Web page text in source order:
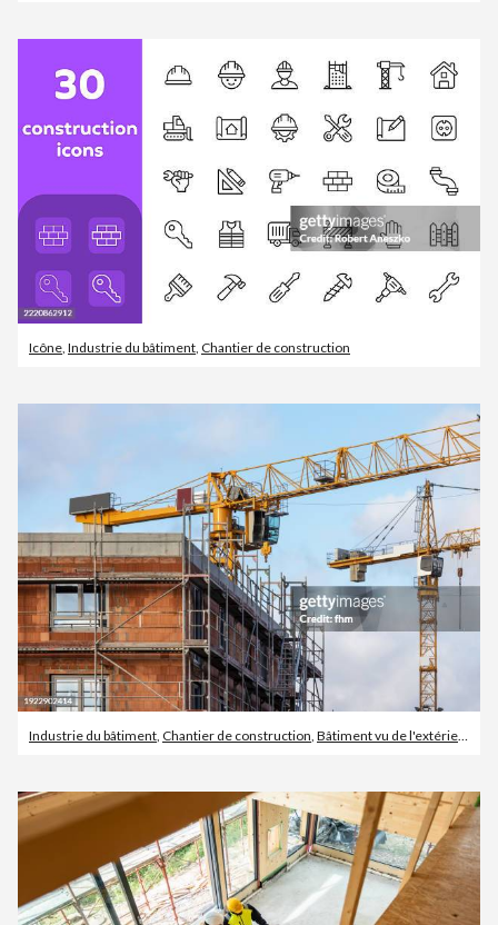
Icône Industrie du bâtiment Chantier de construction
Industrie du bâtiment, Chantier de construction, Bâtiment vu de l'extérieur